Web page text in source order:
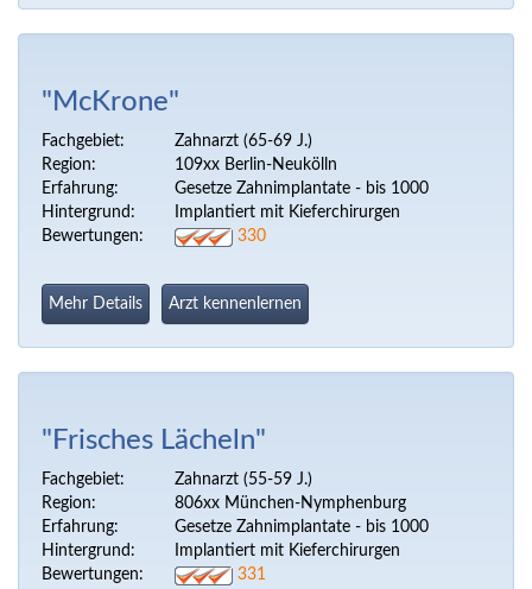
"McKrone"
Fachgebiet:
Zahnarzt (65-69 J.)
Region:
109xx Berlin-Neukölln
Erfahrung:
Gesetze Zahnimplantate - bis 1000
Hintergrund:
Implantiert mit Kieferchirurgen
Bewertungen:
330
Mehr Details Arzt kennenlernen
"Frisches Lächeln"
Fachgebiet:
Zahnarzt (55-59 J.)
Region:
806xx München-Nymphenburg
Erfahrung:
Gesetze Zahnimplantate - bis 1000
Hintergrund:
Implantiert mit Kieferchirurgen
Bewertungen:
331